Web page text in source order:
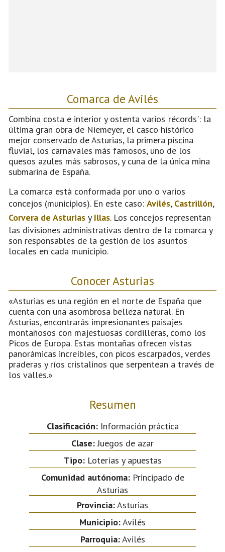
Comarca de Avilés
Combina costa e interior y ostenta varios ‘récords': la
última gran obra de Niemeyer, el casco histórico
mejor conservado de Asturias, la primera piscina
fluvial, los carnavales más famosos, uno de los
quesos azules más sabrosos, y cuna de la única mina
submarina de España.
La comarca está conformada por uno o varios
concejos (municipios). En este caso: Avilés, Castrillón,
Corvera de Asturias y Illas. Los concejos representan
las divisiones administrativas dentro de la comarca y
son responsables de la gestión de los asuntos
locales en cada municipio.
Conocer Asturias
«Asturias es una región en el norte de España que
cuenta con una asombrosa belleza natural. En
Asturias, encontrarás impresionantes paisajes
montañosos con majestuosas cordilleras, como los
Picos de Europa. Estas montañas ofrecen vistas
panorámicas increíbles, con picos escarpados, verdes
praderas y ríos cristalinos que serpentean a través de
los valles.»
Resumen
Clasificación:Información práctica
Clase:Juegos de azar
Tipo:Loterías y apuestas
Comunidad autónoma:Principado de
Asturias
Provincia:Asturias
Municipio:Avilés
Parroquia:Avilés